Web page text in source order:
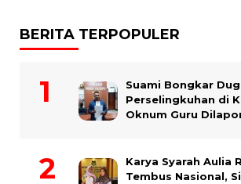
BERITA TERPOPULER
Suami Bongkar
Perselingkuhan di
Oknum Guru
Karya Syarah Aulia
Tembus Nasional,